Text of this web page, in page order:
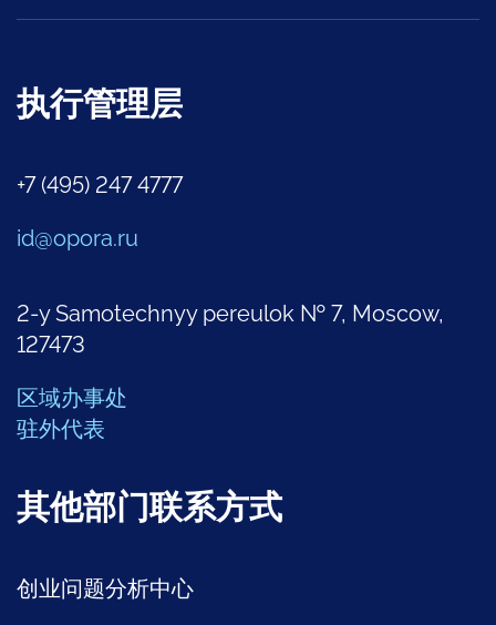
执行管理层
+7 (495) 247 4777
id@opora.ru
2-y Samotechnyy pereulok № 7, Moscow,
127473
区域办事处
驻外代表
其他部门联系方式
创业问题分析中心